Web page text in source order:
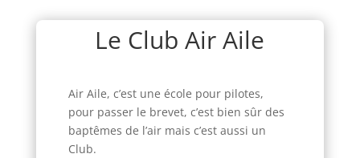
Le Club Air Aile
Air Aile, c’est une école pour pilotes,
pour passer le brevet, c’est bien sûr des
baptêmes de l’air mais c’est aussi un
Club.